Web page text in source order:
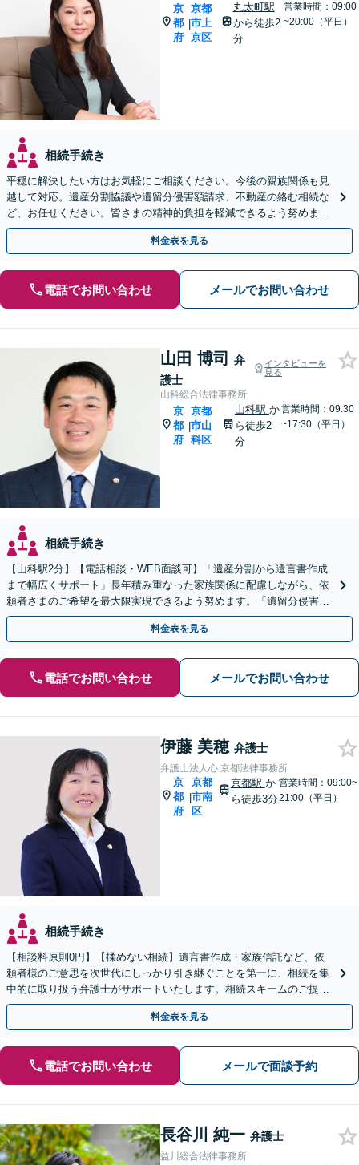
京
都
府
|
京都
市上
京区
丸太町駅
から徒歩2
分
営業時間：09:00
~20:00（平日）
相続手続き
平穏に解決したい方はお気軽にご相談ください。今後の親族関係も見
越して対応。遺産分割協議や遺留分侵害額請求、不動産の絡む相続な
ど、お任せください。皆さまの精神的負担を軽減できるよう努めます
【完全個室】【休日・夜間は要相談】【丸太町駅3分】
料金表を見る
電話でお問い合わせ メールでお問い合わせ
山田 博司
弁
護士
インタビューを
見る
山科総合法律事務所
京
都
府
|
京都
市山
科区
山科駅 か
ら徒歩2
分
営業時間：09:30
~17:30（平日）
相続手続き
【山科駅2分】【電話相談・WEB面談可】「遺産分割から遺言書作成
まで幅広くサポート」長年積み重なった家族関係に配慮しながら、依
頼者さまのご希望を最大限実現できるよう努めます。「遺留分侵害額
請求／相続放棄／不動産・株式の相続／年金分割ほか」
料金表を見る
電話でお問い合わせ メールでお問い合わせ
伊藤 美穂 弁護士
弁護士法人心 京都法律事務所
京
都
府
|
京都
市南
区
京都駅 か
ら徒歩3分
営業時間：09:00~
21:00（平日）
相続手続き
【相談料原則0円】【揉めない相続】遺言書作成・家族信託など、依
頼者様のご意思を次世代にしっかり引き継ぐことを第一に、相続を集
中的に取り扱う弁護士がサポートいたします。相続スキームのご提案
から遺言執行まで責任を持って対応させていただきます。
料金表を見る
電話でお問い合わせ メールで面談予約
長谷川 純一 弁護士
益川総合法律事務所